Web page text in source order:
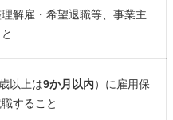
解雇・希望退職等、事業主
歳以上は9か月以内）に雇用保
すること